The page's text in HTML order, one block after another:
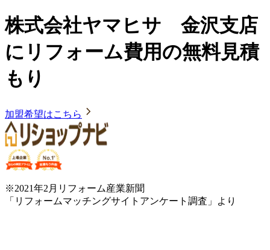
株式会社ヤマヒサ 金沢支店
にリフォーム費用の無料見積
もり
加盟希望はこちら
※2021年2月リフォーム産業新聞
「リフォームマッチングサイトアンケート調査」より